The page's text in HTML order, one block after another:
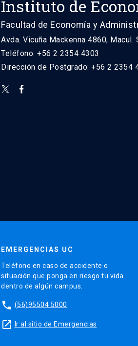
Instituto de
Facultad de Economía y
Avda. Vicuña Mackenna 4860, Macul.
Teléfono: +56 2 2354 4303
Dirección de Postgrado: +56 2 2354
EMERGENCIAS UC
Teléfono en caso de accidente o
situación que ponga en riesgo tu vida
dentro de algún campus.
phone (56)95504 5000
launch Ir al sitio de Emergencias